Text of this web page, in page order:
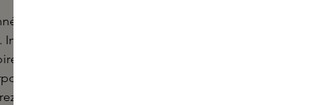
de Frassaï, la maison de
par la
et évoquent des émotions.
complexe qui se
l'univers de Frassaï chez